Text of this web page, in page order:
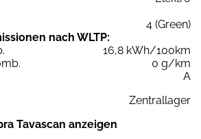
4 (Green)
nach WLTP:
16,8 kWh/100km
0 g/km
A
Zentrallager
Tavascan anzeigen